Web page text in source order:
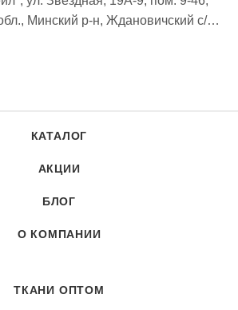
Минский р-н, Ждановичский с/с,
КАТАЛОГ
АКЦИИ
БЛОГ
О КОМПАНИИ
ТКАНИ ОПТОМ